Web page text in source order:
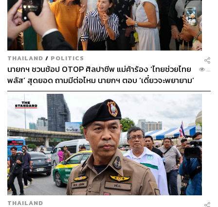
THAILAND / POLITICS
นายกฯ ชวนช้อป OTOP ศิลปาชีพ แม่ค้าร้อง ‘ไทยช่วยไทย
พลัส’ สุดยอด ถามมีต่อไหม นายกฯ ตอบ ‘เดี๋ยวจะพยายาม’
...
THAILAND